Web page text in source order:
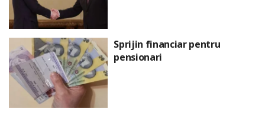
Sprijin financiar pentru
pensionari